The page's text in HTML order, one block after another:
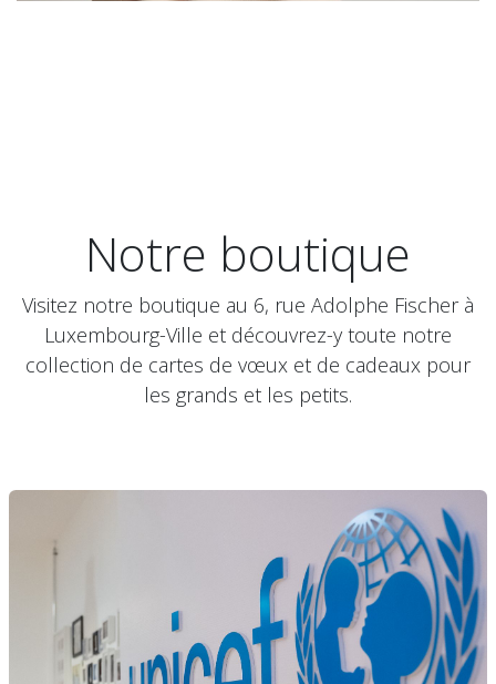
Notre boutique
Visitez notre boutique au 6, rue Adolphe Fischer à
Luxembourg-Ville et découvrez-y toute notre
collection de cartes de vœux et de cadeaux pour
les grands et les petits.